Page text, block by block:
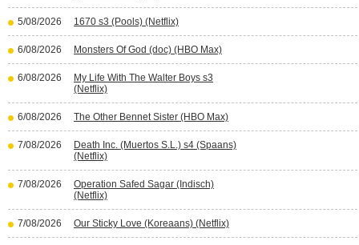
5/08/2026 1670 s3 (Pools) (Netflix)
6/08/2026 Monsters Of God (doc) (HBO Max)
6/08/2026
My Life With The Walter Boys s3
(Netflix)
6/08/2026 The Other Bennet Sister (HBO Max)
7/08/2026
Death Inc. (Muertos S.L.) s4 (Spaans)
(Netflix)
7/08/2026
Operation Safed Sagar (Indisch)
(Netflix)
7/08/2026 Our Sticky Love (Koreaans) (Netflix)